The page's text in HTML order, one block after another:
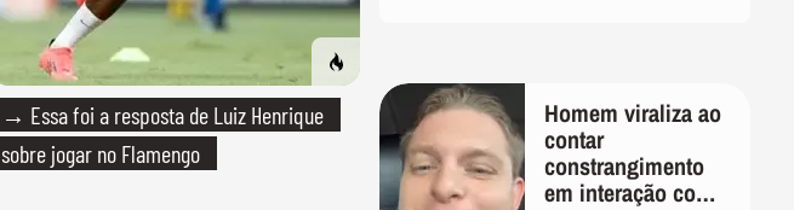
→ Essa foi a resposta de Luiz Henrique
sobre jogar no Flamengo
Homem viraliza ao
contar
constrangimento
em interação com